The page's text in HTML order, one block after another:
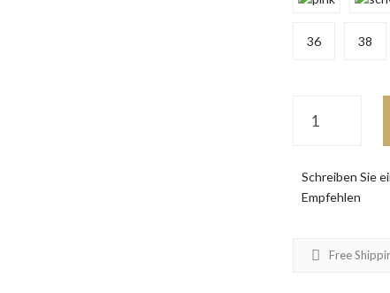
36 38
Schreiben Sie
Empfehlen
Free